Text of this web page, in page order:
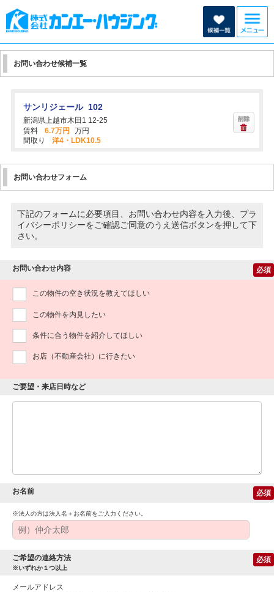
お問い合わせ候補一覧
サンリジェール 102
新潟県上越市木田1 12-25
賃料
6.7万円
万円
間取り
洋4・LDK10.5
お問い合わせフォーム
下記のフォームに必要項目、お問い合わせ内容を入力後、プラ
イバシーポリシーをご確認ご同意のうえ送信ボタンを押して下
さい。
お問い合わせ内容 必須
この物件の空き状況を教えてほしい
この物件を内見したい
条件に合う物件を紹介してほしい
お店（不動産会社）に行きたい
ご要望・来店日時など
お名前 必須
※法人の方は法人名＋お名前をご入力ください。
ご希望の連絡方法 必須
※いずれか１つ以上
メールアドレス